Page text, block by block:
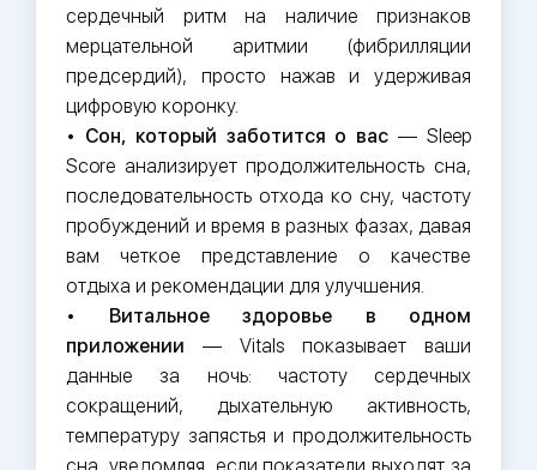
сердечный ритм на наличие признаков
мерцательной аритмии (фибрилляции
предсердий), просто нажав и удерживая
цифровую коронку.
• Сон, который заботится о вас — Sleep
Score анализирует продолжительность сна,
последовательность отхода ко сну, частоту
пробуждений и время в разных фазах, давая
вам четкое представление о качестве
отдыха и рекомендации для улучшения.
•
Витальное здоровье в одном
приложении — Vitals показывает ваши
данные за ночь: частоту сердечных
сокращений, дыхательную активность,
температуру запястья и продолжительность